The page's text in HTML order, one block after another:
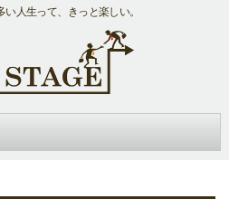
人生って、きっと楽しい。